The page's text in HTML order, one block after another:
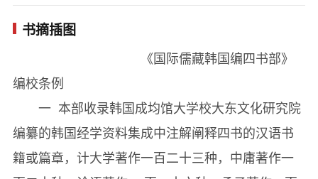
机构的近200名学者、专家、教授通力合作，完成了
讀大學法◇松堂集◎朴英（二七一）
大學章句補遺◎李彦迪（二九七）
續大學或問◎李彦迪（三一三）
大學圖◇退溪集◎李滉（三二一）
大學質疑◇四書質疑◎李德弘（三二七）
大學童子問答◎曹好益（三三五）
大學劄録◇石灘集◎李慎儀（三五五）
书摘插图
《国际儒藏韩国编四书部》
编校条例
一 本部收录韩国成均馆大学校大东文化研究院
编纂的韩国经学资料集成中注解阐释四书的汉语书
籍或篇章，计大学著作一百二十三种，中庸著作一